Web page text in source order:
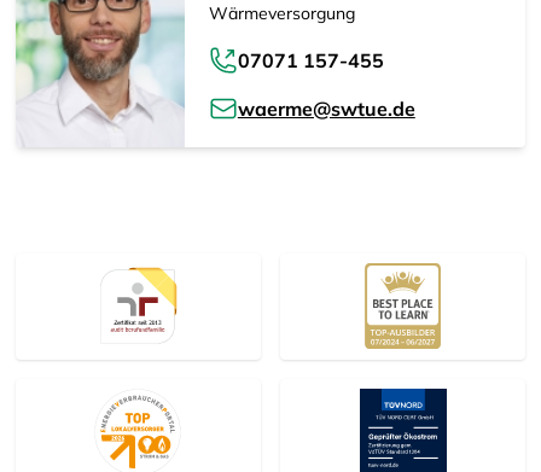
Wärmeversorgung
07071 157-455
waerme@swtue.de